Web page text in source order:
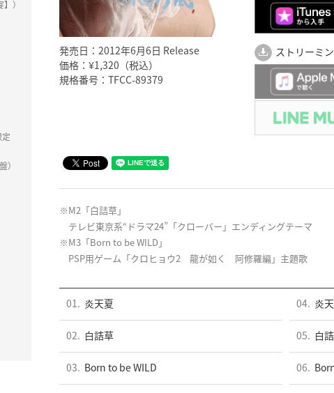
）
定
）
発売日：2012年6月6日 Release
価格：¥1,320（税込）
規格番号：TFCC-89379
ストリーミ
※M2「白詰草」
テレビ東京系“ドラマ24”「クローバー」エンディングテーマ
※M3「Born to be WILD」
PSP用ゲーム「クロヒョウ2 龍が如く 阿修羅編」主題歌
01. 炎天夏
02. 白詰草
03. Born to be WILD
04. 炎
05. 白
06.